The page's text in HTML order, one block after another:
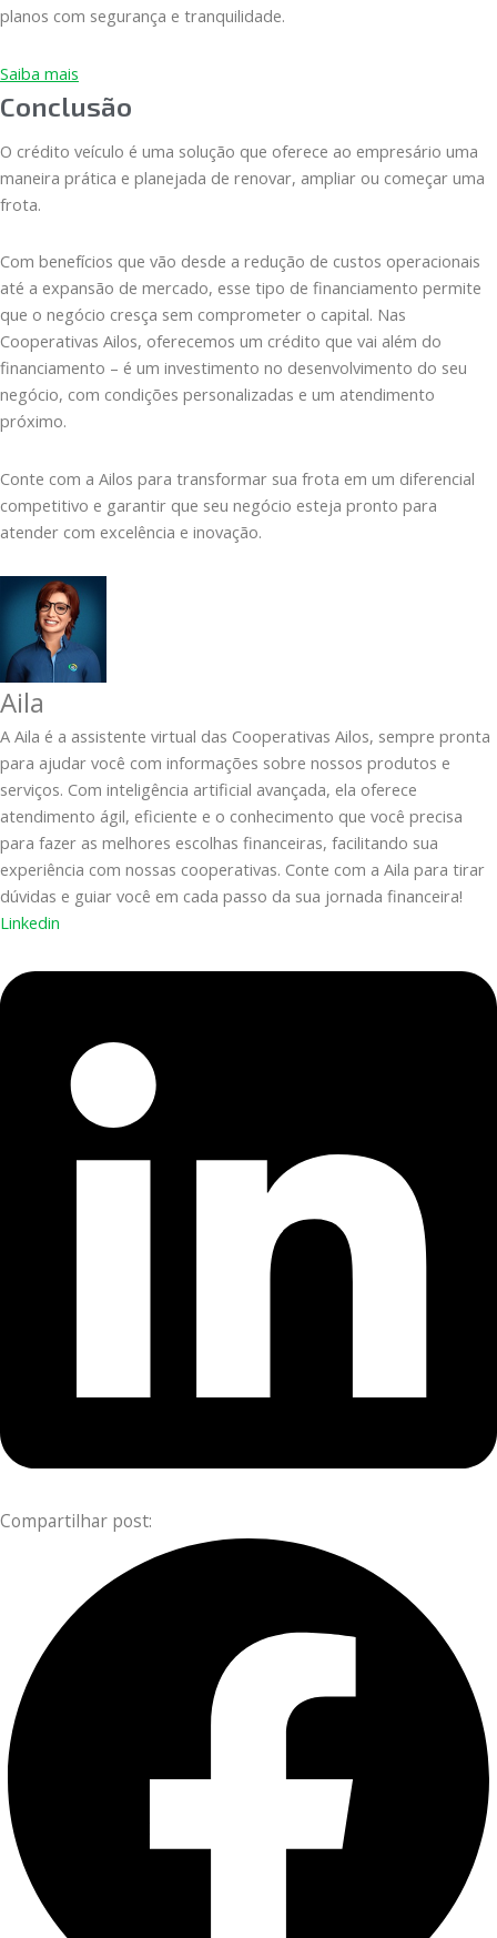
planos com segurança e tranquilidade.
Saiba mais
Conclusão
O crédito veículo é uma solução que oferece ao empresário uma
maneira prática e planejada de renovar, ampliar ou começar uma
frota.
Com benefícios que vão desde a redução de custos operacionais
até a expansão de mercado, esse tipo de financiamento permite
que o negócio cresça sem comprometer o capital. Nas
Cooperativas Ailos, oferecemos um crédito que vai além do
financiamento – é um investimento no desenvolvimento do seu
negócio, com condições personalizadas e um atendimento
próximo.
Conte com a Ailos para transformar sua frota em um diferencial
competitivo e garantir que seu negócio esteja pronto para
atender com excelência e inovação.
Aila
A Aila é a assistente virtual das Cooperativas Ailos, sempre pronta
para ajudar você com informações sobre nossos produtos e
serviços. Com inteligência artificial avançada, ela oferece
atendimento ágil, eficiente e o conhecimento que você precisa
para fazer as melhores escolhas financeiras, facilitando sua
experiência com nossas cooperativas. Conte com a Aila para tirar
dúvidas e guiar você em cada passo da sua jornada financeira!
Linkedin
Compartilhar post: